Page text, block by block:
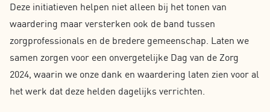
Deze initiatieven helpen niet alleen bij het tonen van
waardering maar versterken ook de band tussen
zorgprofessionals en de bredere gemeenschap. Laten we
samen zorgen voor een onvergetelijke Dag van de Zorg
2024, waarin we onze dank en waardering laten zien voor al
het werk dat deze helden dagelijks verrichten.